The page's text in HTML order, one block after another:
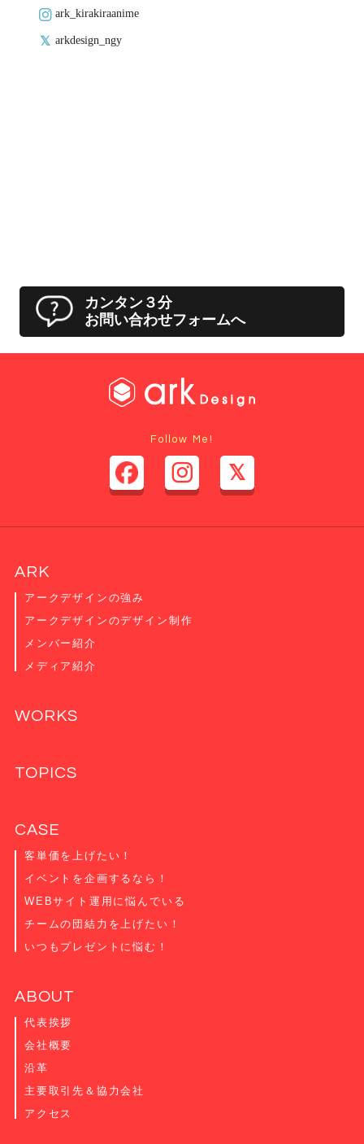
ark_kirakiraanime
arkdesign_ngy
カンタン３分
お問い合わせフォームへ
Follow Me!
ARK
アークデザインの強み
アークデザインのデザイン制作
メンバー紹介
メディア紹介
WORKS
TOPICS
CASE
客単価を上げたい！
イベントを企画するなら！
WEBサイト運用に悩んでいる
チームの団結力を上げたい！
いつもプレゼントに悩む！
ABOUT
代表挨拶
会社概要
沿革
主要取引先＆協力会社
アクセス